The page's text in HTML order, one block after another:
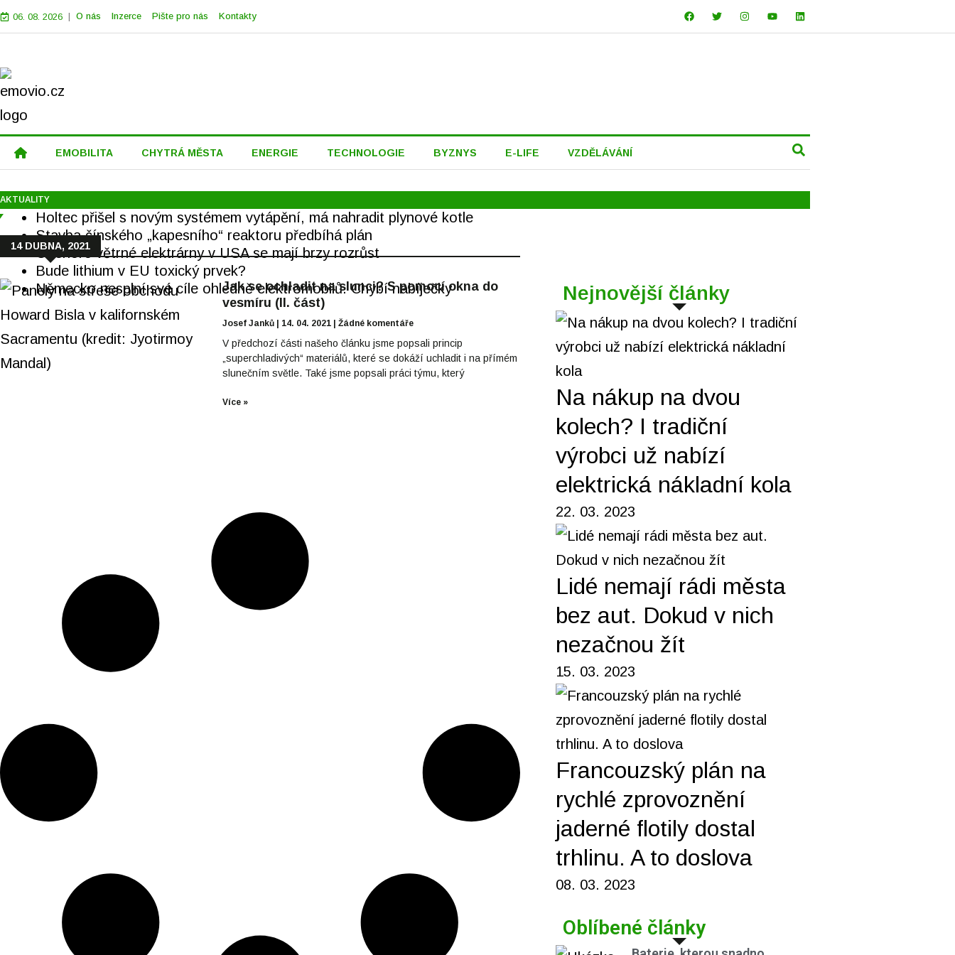
06. 08. 2026 | O nás Inzerce Pište pro nás Kontakty
EMOBILITA CHYTRÁ MĚSTA ENERGIE TECHNOLOGIE BYZNYS E-LIFE VZDĚLÁVÁNÍ
AKTUALITY
Holtec přišel s novým systémem vytápění, má nahradit plynové kotle
Stavba čínského „kapesního“ reaktoru předbíhá plán
Offshore větrné elektrárny v USA se mají brzy rozrůst
Bude lithium v EU toxický prvek?
Německo nesplní své cíle ohledně elektromobilů. Chybí nabíječky
14 DUBNA, 2021
Jak se ochladit na slunci? S pomocí okna do
vesmíru (II. část)
Josef Janků 14. 04. 2021 Žádné komentáře
V předchozí části našeho článku jsme popsali princip
„superchladivých“ materiálů, které se dokáží uchladit i na přímém
slunečním světle. Také jsme popsali práci týmu, který
Více »
Nejnovější články
Na nákup na dvou
kolech? I tradiční
výrobci už nabízí
elektrická nákladní kola
22. 03. 2023
Lidé nemají rádi města
bez aut. Dokud v nich
nezačnou žít
15. 03. 2023
Francouzský plán na
rychlé zprovoznění
jaderné flotily dostal
trhlinu. A to doslova
08. 03. 2023
Oblíbené články